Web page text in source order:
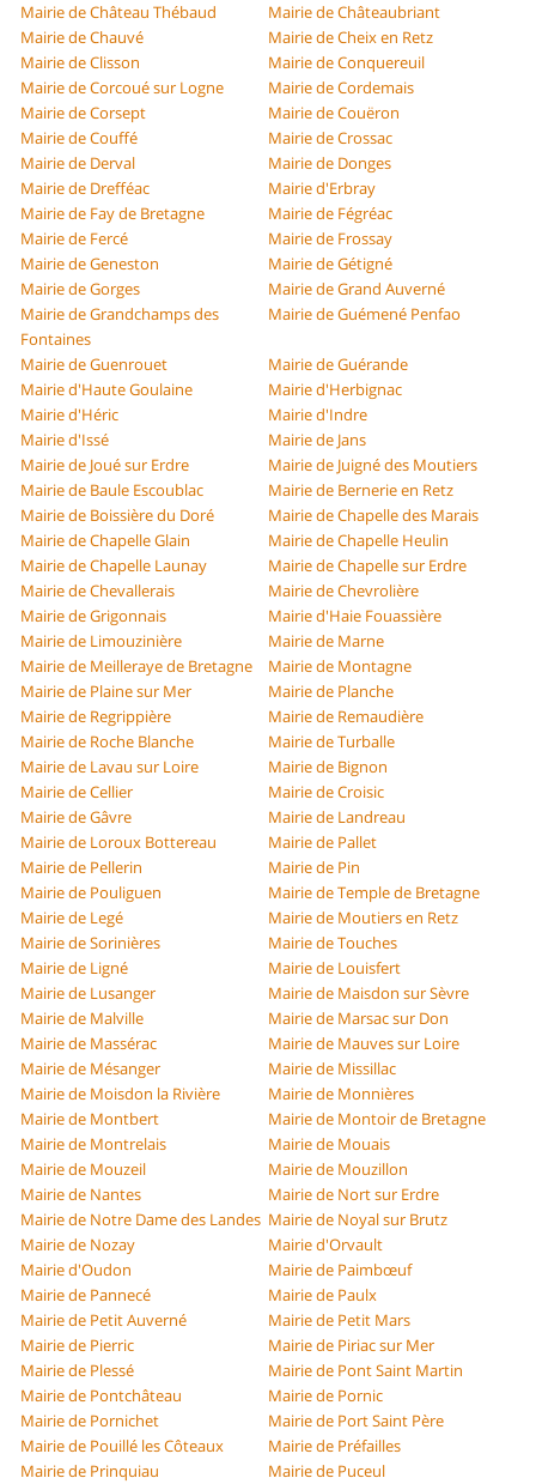
Mairie de Château Thébaud
Mairie de Châteaubriant
Mairie de Chauvé
Mairie de Cheix en Retz
Mairie de Clisson
Mairie de Conquereuil
Mairie de Corcoué sur Logne
Mairie de Cordemais
Mairie de Corsept
Mairie de Couëron
Mairie de Couffé
Mairie de Crossac
Mairie de Derval
Mairie de Donges
Mairie de Drefféac
Mairie d'Erbray
Mairie de Fay de Bretagne
Mairie de Fégréac
Mairie de Fercé
Mairie de Frossay
Mairie de Geneston
Mairie de Gétigné
Mairie de Gorges
Mairie de Grand Auverné
Mairie de Grandchamps des
Fontaines
Mairie de Guémené Penfao
Mairie de Guenrouet
Mairie de Guérande
Mairie d'Haute Goulaine
Mairie d'Herbignac
Mairie d'Héric
Mairie d'Indre
Mairie d'Issé
Mairie de Jans
Mairie de Joué sur Erdre
Mairie de Juigné des Moutiers
Mairie de Baule Escoublac
Mairie de Bernerie en Retz
Mairie de Boissière du Doré
Mairie de Chapelle des Marais
Mairie de Chapelle Glain
Mairie de Chapelle Heulin
Mairie de Chapelle Launay
Mairie de Chapelle sur Erdre
Mairie de Chevallerais
Mairie de Chevrolière
Mairie de Grigonnais
Mairie d'Haie Fouassière
Mairie de Limouzinière
Mairie de Marne
Mairie de Meilleraye de Bretagne
Mairie de Montagne
Mairie de Plaine sur Mer
Mairie de Planche
Mairie de Regrippière
Mairie de Remaudière
Mairie de Roche Blanche
Mairie de Turballe
Mairie de Lavau sur Loire
Mairie de Bignon
Mairie de Cellier
Mairie de Croisic
Mairie de Gâvre
Mairie de Landreau
Mairie de Loroux Bottereau
Mairie de Pallet
Mairie de Pellerin
Mairie de Pin
Mairie de Pouliguen
Mairie de Temple de Bretagne
Mairie de Legé
Mairie de Moutiers en Retz
Mairie de Sorinières
Mairie de Touches
Mairie de Ligné
Mairie de Louisfert
Mairie de Lusanger
Mairie de Maisdon sur Sèvre
Mairie de Malville
Mairie de Marsac sur Don
Mairie de Massérac
Mairie de Mauves sur Loire
Mairie de Mésanger
Mairie de Missillac
Mairie de Moisdon la Rivière
Mairie de Monnières
Mairie de Montbert
Mairie de Montoir de Bretagne
Mairie de Montrelais
Mairie de Mouais
Mairie de Mouzeil
Mairie de Mouzillon
Mairie de Nantes
Mairie de Nort sur Erdre
Mairie de Notre Dame des Landes Mairie de Noyal sur Brutz
Mairie de Nozay
Mairie d'Orvault
Mairie d'Oudon
Mairie de Paimbœuf
Mairie de Pannecé
Mairie de Paulx
Mairie de Petit Auverné
Mairie de Petit Mars
Mairie de Pierric
Mairie de Piriac sur Mer
Mairie de Plessé
Mairie de Pont Saint Martin
Mairie de Pontchâteau
Mairie de Pornic
Mairie de Pornichet
Mairie de Port Saint Père
Mairie de Pouillé les Côteaux
Mairie de Préfailles
Mairie de Prinquiau
Mairie de Puceul